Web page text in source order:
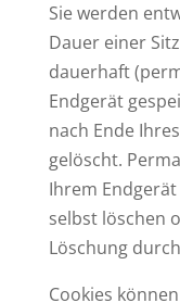
Sie werden
Dauer einer
dauerhaft
Endgerät
nach Ende
gelöscht.
Ihrem
selbst löschen
Löschung
Cookies